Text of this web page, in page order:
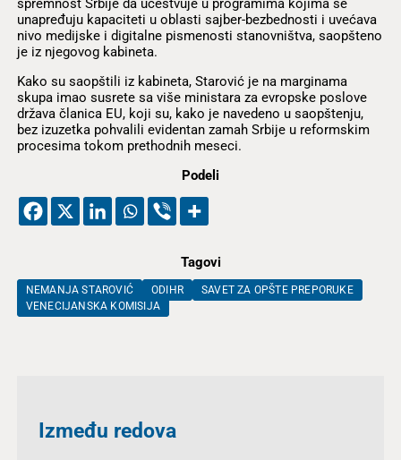
unapređuju kapaciteti u oblasti sajber-bezbednosti i uvećava
nivo medijske i digitalne pismenosti stanovništva, saopšteno
je iz njegovog kabineta.
Kako su saopštili iz kabineta, Starović je na marginama
skupa imao susrete sa više ministara za evropske poslove
država članica EU, koji su, kako je navedeno u saopštenju,
bez izuzetka pohvalili evidentan zamah Srbije u reformskim
procesima tokom prethodnih meseci.
Podeli
Tagovi
NEMANJA STAROVIĆ ODIHR
SAVET ZA OPŠTE PREPORUKE
VENECIJANSKA KOMISIJA
Između redova